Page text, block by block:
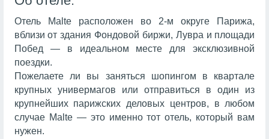
Отель Malte расположен во 2-м округе Парижа,
вблизи от здания Фондовой биржи, Лувра и площади
Побед — в идеальном месте для эксклюзивной
поездки.
Пожелаете ли вы заняться шопингом в квартале
крупных универмагов или отправиться в один из
крупнейших парижских деловых центров, в любом
случае Malte — это именно тот отель, который вам
нужен.